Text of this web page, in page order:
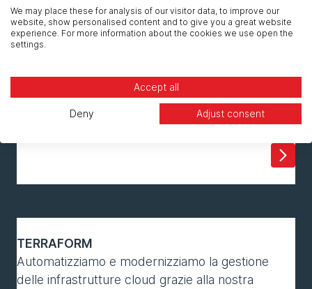
MICROSOFT AZURE
Integrazione perfetta e infrastrutture intelligenti
TERRAFORM
Automatizziamo e modernizziamo la gestione
delle infrastrutture cloud grazie alla nostra
We may place these for analysis of our visitor data, to improve our
website, show personalised content and to give you a great website
experience. For more information about the cookies we use open the
settings.
Accept all
Deny Adjust consent